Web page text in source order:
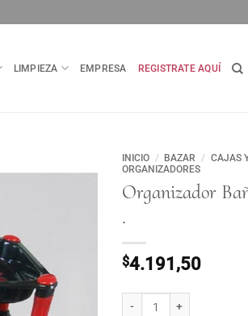
LIMPIEZA EMPRESA REGISTRATE AQUÍ
INICIO / BAZAR / CAJAS
ORGANIZADORES
Organizador
.
$4.191,50